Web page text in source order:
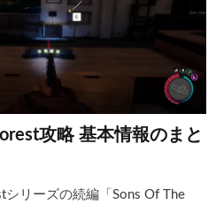
攻略 基本情報のまと
シリーズの続編「Sons Of The